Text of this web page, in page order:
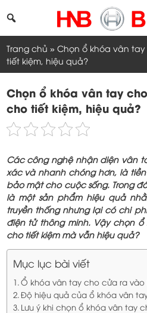
to
Trang chủ » Chọn ổ khóa vân
tiết kiệm, hiệu quả?
Chọn ổ khóa vân tay
cho tiết kiệm, hiệu quả?
Các công nghệ nhận diện vân
xác và nhanh chóng hơn, là
bảo mật cho cuộc sống. Trong
là một sản phẩm hiệu quả
truyền thống nhưng lại có chi
điện tử thông minh. Vậy chọn
cho tiết kiệm mà vẫn hiệu quả?
Mục lục bài viết
Ổ khóa vân tay cho cửa ra vào
Độ hiệu quả của ổ khóa vân
Lưu ý khi chọn ổ khóa vân tay